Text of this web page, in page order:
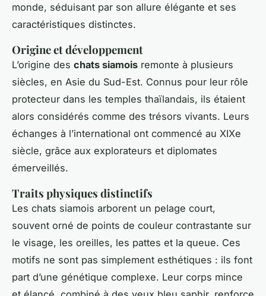
monde, séduisant par son allure élégante et ses
caractéristiques distinctes.
Origine et développement
L’origine des chats siamois remonte à plusieurs
siècles, en Asie du Sud-Est. Connus pour leur rôle
protecteur dans les temples thaïlandais, ils étaient
alors considérés comme des trésors vivants. Leurs
échanges à l’international ont commencé au XIXe
siècle, grâce aux explorateurs et diplomates
émerveillés.
Traits physiques distinctifs
Les chats siamois arborent un pelage court,
souvent orné de points de couleur contrastante sur
le visage, les oreilles, les pattes et la queue. Ces
motifs ne sont pas simplement esthétiques : ils font
part d’une génétique complexe. Leur corps mince